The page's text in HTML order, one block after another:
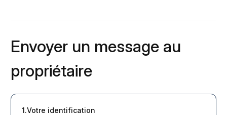
Envoyer un message au
propriétaire
1.Votre identification